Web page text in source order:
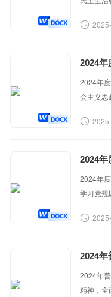
政治纪律
2024年
2024年
会主义思
精神、习
2024年
2024年
学习党规
下。一、
2024年
2024年
精神，全